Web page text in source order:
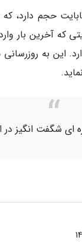
فقط 32 مگابایت حجم
1.33 گیگابایتی که آخرین
این به
ای شگفت انگیز در